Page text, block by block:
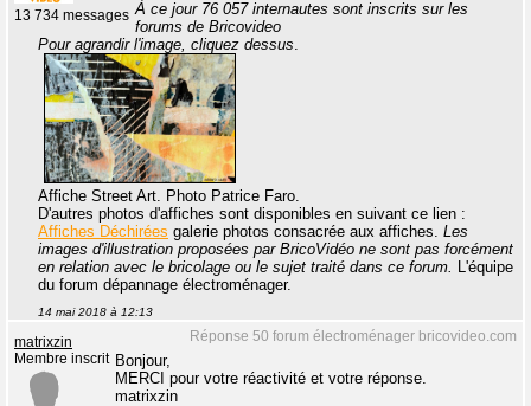
13 734 messages À ce jour 76 057 internautes sont inscrits sur les
forums de Bricovideo
Pour agrandir l'image, cliquez dessus
Affiche Street Art. Photo Patrice Faro.
D'autres photos d'affiches sont disponibles en suivant ce lien :
Affiches Déchirées galerie photos consacrée aux affiches. Les
images d'illustration proposées par BricoVidéo ne sont pas forcément
en relation avec le bricolage ou le sujet traité dans ce forum. L'équipe
du forum dépannage électroménager.
14 mai 2018 à 12:13
Réponse 50 forum électroménager bricovideo.com
matrixzin
Membre inscrit Bonjour,
MERCI pour votre réactivité et votre réponse.
matrixzin